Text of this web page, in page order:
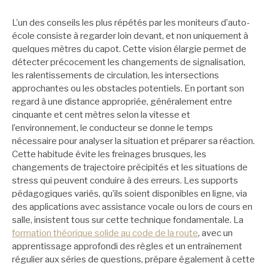
L’un des conseils les plus répétés par les moniteurs d’auto-
école consiste à regarder loin devant, et non uniquement à
quelques mètres du capot. Cette vision élargie permet de
détecter précocement les changements de signalisation,
les ralentissements de circulation, les intersections
approchantes ou les obstacles potentiels. En portant son
regard à une distance appropriée, généralement entre
cinquante et cent mètres selon la vitesse et
l’environnement, le conducteur se donne le temps
nécessaire pour analyser la situation et préparer sa réaction.
Cette habitude évite les freinages brusques, les
changements de trajectoire précipités et les situations de
stress qui peuvent conduire à des erreurs. Les supports
pédagogiques variés, qu’ils soient disponibles en ligne, via
des applications avec assistance vocale ou lors de cours en
salle, insistent tous sur cette technique fondamentale. La
formation théorique solide au code de la route, avec un
apprentissage approfondi des règles et un entraînement
régulier aux séries de questions, prépare également à cette